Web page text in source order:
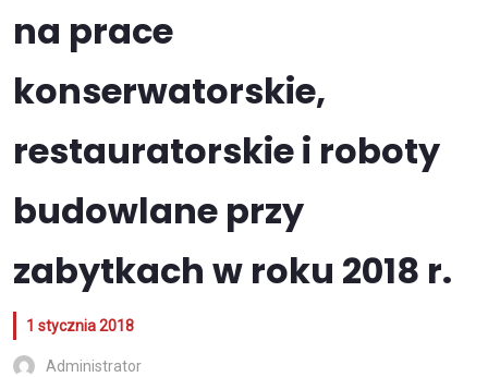
na prace
konserwatorskie,
restauratorskie i roboty
budowlane przy
zabytkach w roku 2018 r.
1 stycznia 2018
Administrator